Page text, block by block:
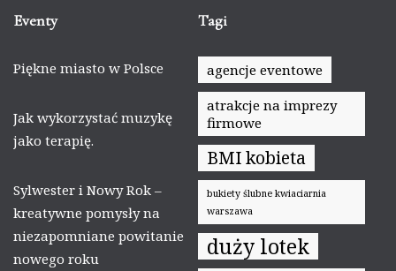
Eventy
Piękne miasto w Polsce
Jak wykorzystać muzykę
jako terapię.
Sylwester i Nowy Rok –
kreatywne pomysły na
niezapomniane powitanie
nowego roku
Tagi
agencje eventowe
atrakcje na imprezy
firmowe
BMI kobieta
bukiety ślubne kwiaciarnia
warszawa
duży lotek